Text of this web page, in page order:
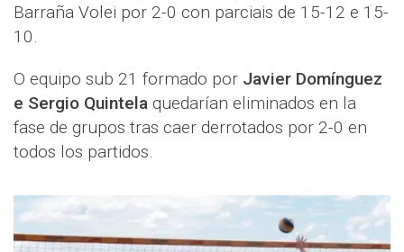
Barraña Volei por 2-0 con parciais de 15-12 e 15-
10.
O equipo sub 21 formado por Javier Domínguez
e Sergio Quintela quedarían eliminados en la
fase de grupos tras caer derrotados por 2-0 en
todos los partidos.